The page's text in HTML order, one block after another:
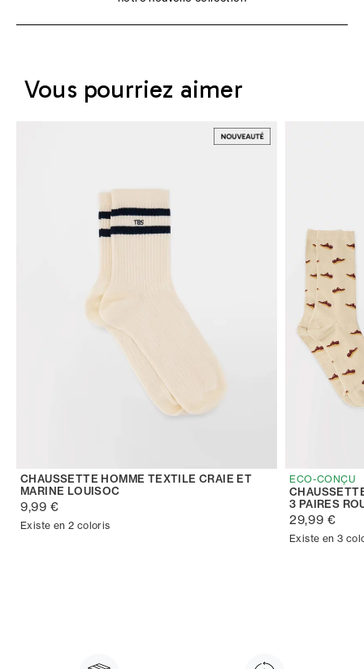
Vous pourriez aimer
CHAUSSETTE HOMME TEXTILE CRAIE ET
MARINE LOUISOC
9,99 €
Existe en 2 coloris
ECO-CONÇU
3 PAIRES
29,99 €
Existe en 3